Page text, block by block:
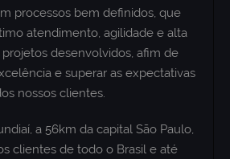
processos bem definidos, que
atendimento, agilidade e alta
desenvolvidos, afim de
e superar as expectativas
nossos clientes.
a 56km da capital São Paulo,
clientes de todo o Brasil e até